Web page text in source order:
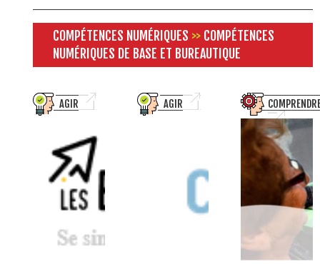
COMPÉTENCES NUMÉRIQUES >> COMPÉTENCES
NUMÉRIQUES DE BASE ET BUREAUTIQUE
AGIR AGIR